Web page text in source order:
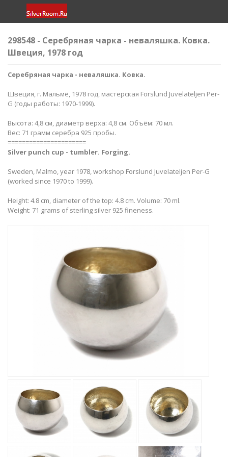
298548 - Серебряная чарка - неваляшка. Ковка.
Швеция, 1978 год
Серебряная чарка - неваляшка. Ковка.
Швеция, г. Мальмё, 1978 год, мастерская Forslund Juvelateljen Per-
G (годы работы: 1970-1999).
Высота: 4,8 см, диаметр верха: 4,8 см. Объём: 70 мл.
Вес: 71 грамм серебра 925 пробы.
======================
Silver​ punch cup - tumbler. Forging.
Sweden, Malmo, year 1978, workshop Forslund Juvelateljen Per-G
(worked since 1970 to 1999).
Height: 4.8 cm, diameter of the top: 4.8 cm. Volume: 70 ml.
Weight: 71 grams of sterling silver 925 fineness.